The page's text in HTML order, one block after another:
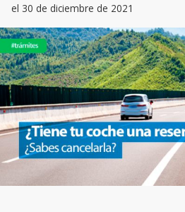
el 30 de diciembre de 2021